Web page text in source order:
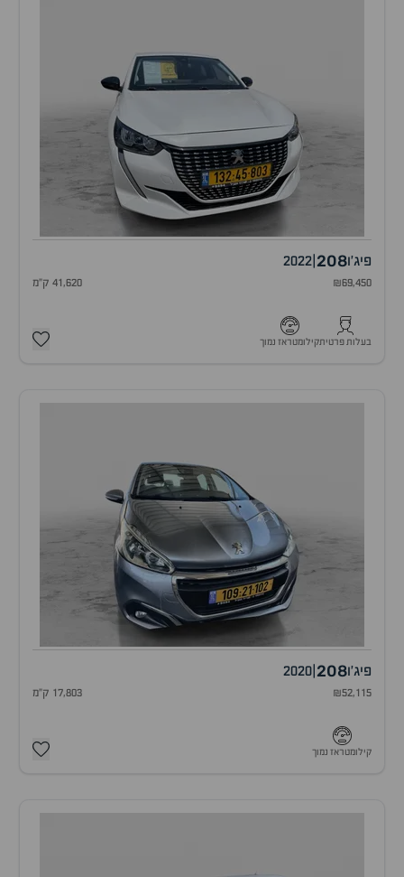
פיג'ו208
2022
₪69,450 41,620 ק"מ
בעלות פרטיתקילומטראז נמוך
פיג'ו208
2020
₪52,115 17,803 ק"מ
קילומטראז נמוך